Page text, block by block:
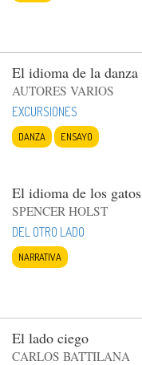
El idioma de la danza
AUTORES VARIOS
EXCURSIONES
DANZA ENSAYO
El idioma de los gatos
SPENCER HOLST
DEL OTRO LADO
NARRATIVA
El lado ciego
CARLOS BATTILANA